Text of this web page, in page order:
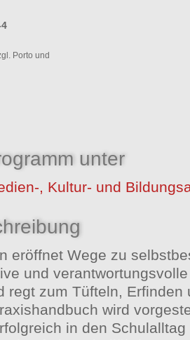
Porto und
unter
, Kultur- und
eröffnet Wege zu
und
regt zum Tüfteln, Erfinden
wird
in den